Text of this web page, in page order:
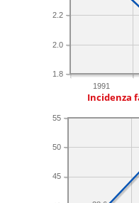
1991
1.8
2.0
2.2
Incidenza
45
50
55